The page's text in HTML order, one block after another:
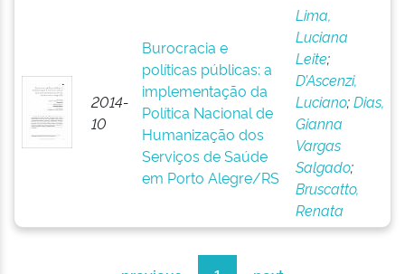
2014-
10
Burocracia e
políticas públicas: a
implementação da
Política Nacional de
Humanização dos
Serviços de Saúde
em Porto Alegre/RS
Lima,
Luciana
Leite;
D’Ascenzi,
Luciano;Dias,
Gianna
Vargas
Salgado;
Bruscatto,
Renata